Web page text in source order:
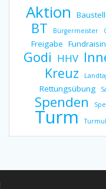
Aktion
BT Bürgermeister
Freigabe
Godi HHV
Kreuz
Rettungsübung
Spenden
Turm